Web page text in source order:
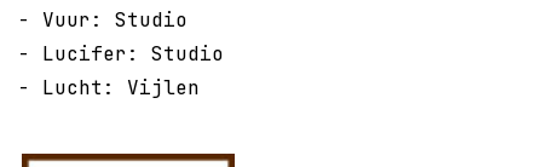
- Vuur: Studio
- Lucifer: Studio
- Lucht: Vijlen